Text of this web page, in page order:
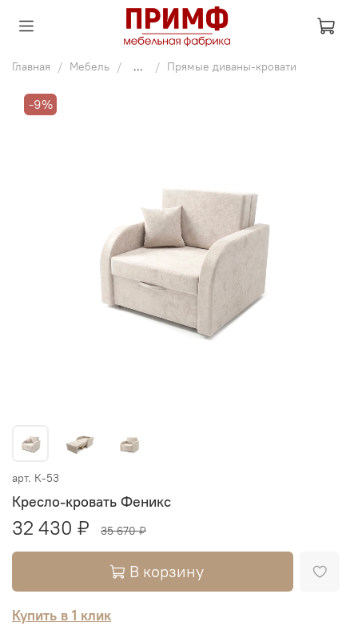
Главная Мебель ... Прямые диваны-кровати
-9%
арт. К-53
Кресло-кровать Феникс
32 430 ₽ 35 670 ₽
В корзину
Купить в 1 клик